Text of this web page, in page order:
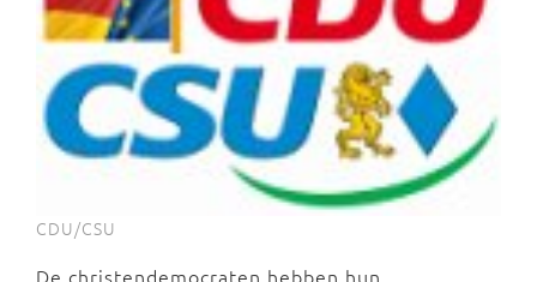
CDU/CSU
De christendemocraten hebben hun